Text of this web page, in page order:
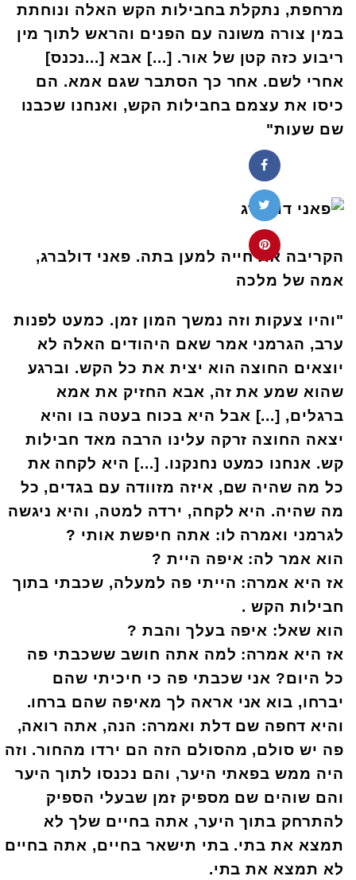
מרחפת, נתקלת בחבילות הקש האלה ונוחתת
במין צורה משונה עם הפנים והראש לתוך מין
ריבוע כזה קטן של אור. [...] אבא [...נכנס]
אחרי לשם. אחר כך הסתבר שגם אמא. הם
כיסו את עצמם בחבילות הקש, ואנחנו שכבנו
שם שעות"
הקריבה את חייה למען בתה. פאני דולברג,
אמה של מלכה
"והיו צעקות וזה נמשך המון זמן. כמעט לפנות
ערב, הגרמני אמר שאם היהודים האלה לא
יוצאים החוצה הוא יצית את כל הקש. וברגע
שהוא שמע את זה, אבא החזיק את אמא
ברגלים, [...] אבל היא בכוח בעטה בו והיא
יצאה החוצה זרקה עלינו הרבה מאד חבילות
קש. אנחנו כמעט נחנקנו. [...] היא לקחה את
כל מה שהיה שם, איזה מזוודה עם בגדים, כל
מה שהיה. היא לקחה, ירדה למטה, והיא ניגשה
לגרמני ואמרה לו: אתה חיפשת אותי ?
הוא אמר לה: איפה היית ?
אז היא אמרה: הייתי פה למעלה, שכבתי בתוך
חבילות הקש.
הוא שאל: איפה בעלך והבת ?
אז היא אמרה: למה אתה חושב ששכבתי פה
כל היום? אני שכבתי פה כי חיכיתי שהם
יברחו, בוא אני אראה לך מאיפה שהם ברחו.
והיא דחפה שם דלת ואמרה: הנה, אתה רואה,
פה יש סולם, מהסולם הזה הם ירדו מהחור. וזה
היה ממש בפאתי היער, והם נכנסו לתוך היער
והם שוהים שם מספיק זמן שבעלי הספיק
להתרחק בתוך היער, אתה בחיים שלך לא
תמצא את בתי. בתי תישאר בחיים, אתה בחיים
לא תמצא את בתי.